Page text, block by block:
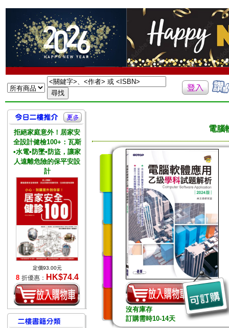
拒絕家庭意外！居家安
全設計健檢100+：瓦斯
•水電•防墜•防盜，讓家
人遠離危險的保平安設
計
定價93.00元
8 折優惠： HK$74.4
電腦
沒有庫存
訂購需時10-14天